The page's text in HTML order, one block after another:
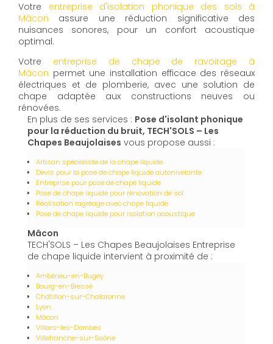
Votre entreprise d'isolation phonique des sols à
Mâcon assure une réduction significative des
nuisances sonores, pour un confort acoustique
optimal.
Votre entreprise de chape de ravoirage à
Mâcon permet une installation efficace des réseaux
électriques et de plomberie, avec une solution de
chape adaptée aux constructions neuves ou
rénovées.
En plus de ses services : Pose d'isolant phonique
pour la réduction du bruit, TECH'SOLS – Les
Chapes Beaujolaises vous propose aussi :
Artisan spécialiste de la chape liquide
Devis pour la pose de chape liquide autonivelante
Entreprise pour pose de chape liquide
Pose de chape liquide pour rénovation de sol
Réalisation ragréage avec chape liquide
Pose de chape liquide pour isolation acoustique
Mâcon
TECH'SOLS – Les Chapes Beaujolaises Entreprise
de chape liquide intervient à proximité de :
Ambérieu-en-Bugey
Bourg-en-Bresse
Châtillon-sur-Chalaronne
Lyon
Mâcon
Villars-les-Dombes
Villefranche-sur-Saône